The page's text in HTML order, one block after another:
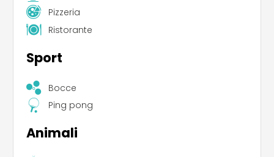
Pizzeria
Ristorante
Sport
Bocce
Ping pong
Animali